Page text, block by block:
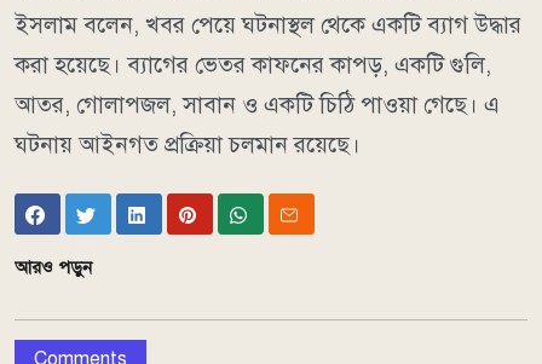
ইসলাম বলেন, খবর পেয়ে ঘটনাস্থল থেকে একটি ব্যাগ উদ্ধার
করা হয়েছে। ব্যাগের ভেতর কাফনের কাপড়, একটি গুলি,
আতর, গোলাপজল, সাবান ও একটি চিঠি পাওয়া গেছে। এ
ঘটনায় আইনগত প্রক্রিয়া চলমান রয়েছে।
আরও পড়ুন